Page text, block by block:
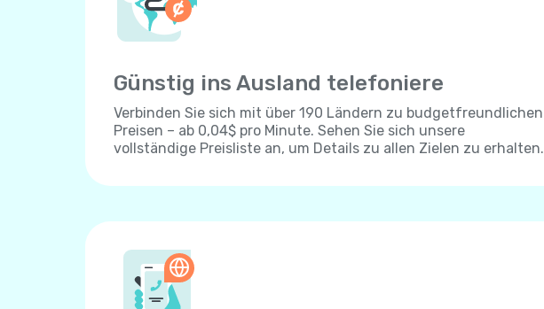
Günstig ins Ausland telefoniere
Verbinden Sie sich mit über 190 Ländern zu budgetfreundlichen
Preisen – ab 0,04$ pro Minute. Sehen Sie sich unsere
vollständige Preisliste an, um Details zu allen Zielen zu erhalten.